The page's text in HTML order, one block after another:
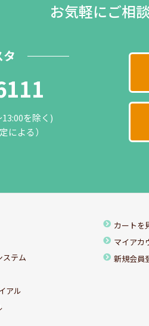
お気軽にご相
を除く)
による）
ステム
アル
カートを
マイアカ
新規会員